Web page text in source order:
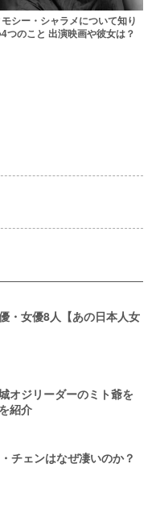
シー・シャラメについて知り
つのこと 出演映画や彼女は？
・女優8人【あの日本人女
オジリーダーのミト爺を
紹介
チェンはなぜ凄いのか？